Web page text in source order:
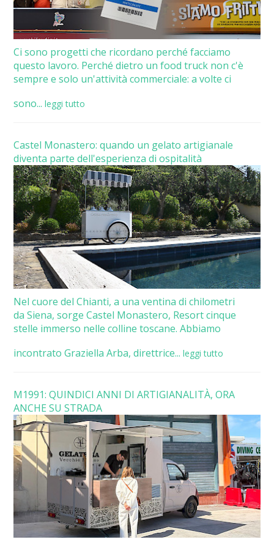
Ci sono progetti che ricordano perché facciamo
questo lavoro. Perché dietro un food truck non c'è
sempre e solo un'attività commerciale: a volte ci
sono... leggi tutto
Castel Monastero: quando un gelato artigianale
diventa parte dell'esperienza di ospitalità
Nel cuore del Chianti, a una ventina di chilometri
da Siena, sorge Castel Monastero, Resort cinque
stelle immerso nelle colline toscane. Abbiamo
incontrato Graziella Arba, direttrice... leggi tutto
M1991: QUINDICI ANNI DI ARTIGIANALITÀ, ORA
ANCHE SU STRADA